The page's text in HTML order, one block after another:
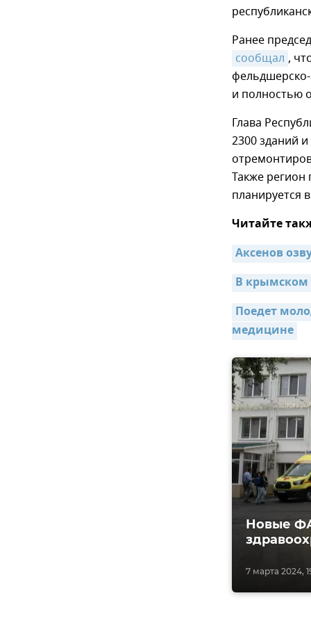
Ранее
сообщал ,
и полностью
Глава
2300 зданий
Также
планируется
Читайте
Аксенов
В крымском
Поедет
медицине
7 марта 2024,
Новые